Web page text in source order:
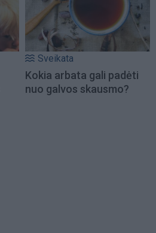
Sveikata
Kokia arbata gali padėti
nuo galvos skausmo?